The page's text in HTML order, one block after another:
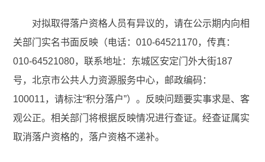
对拟取得落户资格人员有异议的，请在公示期内向相
关部门实名书面反映（电话：010-64521170，传真：
010-64521080，联系地址：东城区安定门外大街187
号，北京市公共人力资源服务中心，邮政编码：
100011，请标注“积分落户”）。反映问题要实事求是、客
观公正。相关部门将根据反映情况进行查证。经查证属实
取消落户资格的，落户资格不递补。